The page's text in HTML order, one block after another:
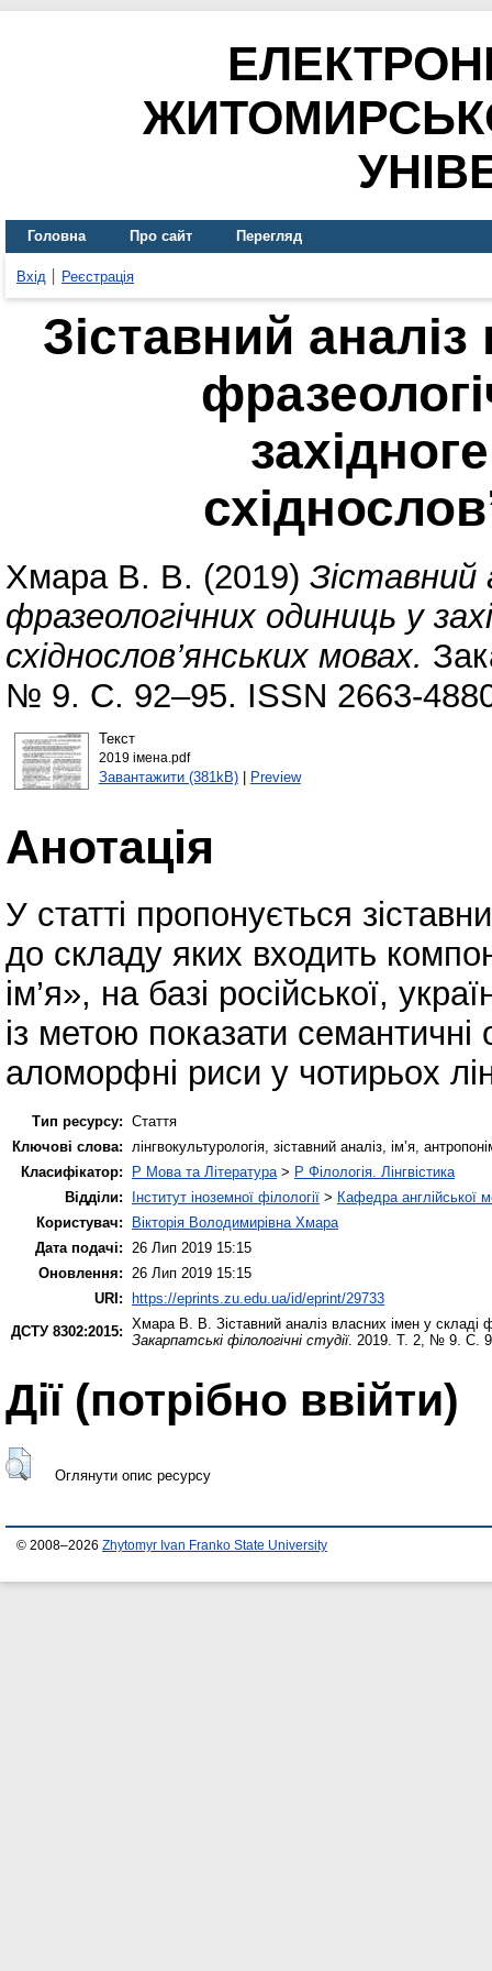
Головна Про сайт Перегляд
Вхід Реєстрація
Зіставний
Хмара В. В. (2019) Зіставний
фразеологічних одиниць у
східнослов’янських мовах.
№ 9. С. 92–95. ISSN 2663-
Текст
2019 імена.pdf
Завантажити (381kB)| Preview
Анотація
У статті пропонується
до складу яких входить
ім’я», на базі російської,
із метою показати семантичні
аломорфні риси у чотирьох
Тип ресурсу: Стаття
Ключові слова:
лінгвокультурологія, зіставний аналіз, ім’я,
Класифікатор:
P Мова та Література > P Філологія. Лінгвістика
Відділи:
Інститут іноземної філології > Кафедра англійської
Користувач:
Вікторія Володимирівна Хмара
Дата подачі:
26 Лип 2019 15:15
Оновлення:
26 Лип 2019 15:15
URI: https://eprints.zu.edu.ua/id/eprint/29733
ДСТУ 8302:2015: Хмара В. В. Зіставний аналіз власних імен у складі
Закарпатські філологічні студії. 2019. Т. 2, № 9. С.
Дії ​​(потрібно ввійти)
Оглянути опис ресурсу
© 2008–2026 Zhytomyr Ivan Franko State University